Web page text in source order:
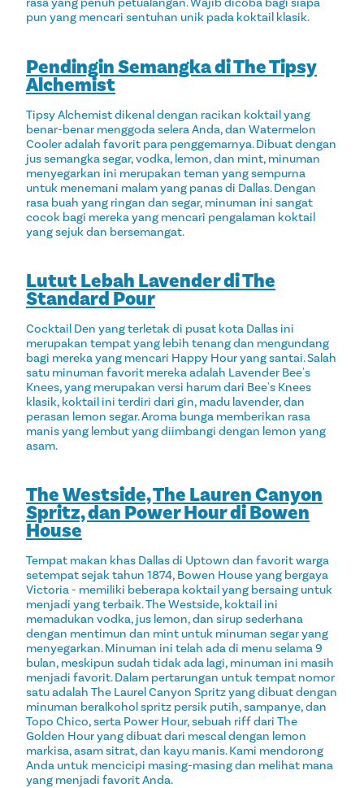
pun yang mencari sentuhan unik pada koktail klasik.
Pendingin Semangka di The Tipsy
Alchemist
Tipsy Alchemist dikenal dengan racikan koktail yang
benar-benar menggoda selera Anda, dan Watermelon
Cooler adalah favorit para penggemarnya. Dibuat dengan
jus semangka segar, vodka, lemon, dan mint, minuman
menyegarkan ini merupakan teman yang sempurna
untuk menemani malam yang panas di Dallas. Dengan
rasa buah yang ringan dan segar, minuman ini sangat
cocok bagi mereka yang mencari pengalaman koktail
yang sejuk dan bersemangat.
Lutut Lebah Lavender di The
Standard Pour
Cocktail Den yang terletak di pusat kota Dallas ini
merupakan tempat yang lebih tenang dan mengundang
bagi mereka yang mencari Happy Hour yang santai. Salah
satu minuman favorit mereka adalah Lavender Bee's
Knees, yang merupakan versi harum dari Bee's Knees
klasik, koktail ini terdiri dari gin, madu lavender, dan
perasan lemon segar. Aroma bunga memberikan rasa
manis yang lembut yang diimbangi dengan lemon yang
asam.
The Westside, The Lauren Canyon
Spritz, dan Power Hour di Bowen
House
Tempat makan khas Dallas di Uptown dan favorit warga
setempat sejak tahun 1874, Bowen House yang bergaya
Victoria - memiliki beberapa koktail yang bersaing untuk
menjadi yang terbaik. The Westside, koktail ini
memadukan vodka, jus lemon, dan sirup sederhana
dengan mentimun dan mint untuk minuman segar yang
menyegarkan. Minuman ini telah ada di menu selama 9
bulan, meskipun sudah tidak ada lagi, minuman ini masih
menjadi favorit. Dalam pertarungan untuk tempat nomor
satu adalah The Laurel Canyon Spritz yang dibuat dengan
minuman beralkohol spritz persik putih, sampanye, dan
Topo Chico, serta Power Hour, sebuah riff dari The
Golden Hour yang dibuat dari mescal dengan lemon
markisa, asam sitrat, dan kayu manis. Kami mendorong
Anda untuk mencicipi masing-masing dan melihat mana
yang menjadi favorit Anda.